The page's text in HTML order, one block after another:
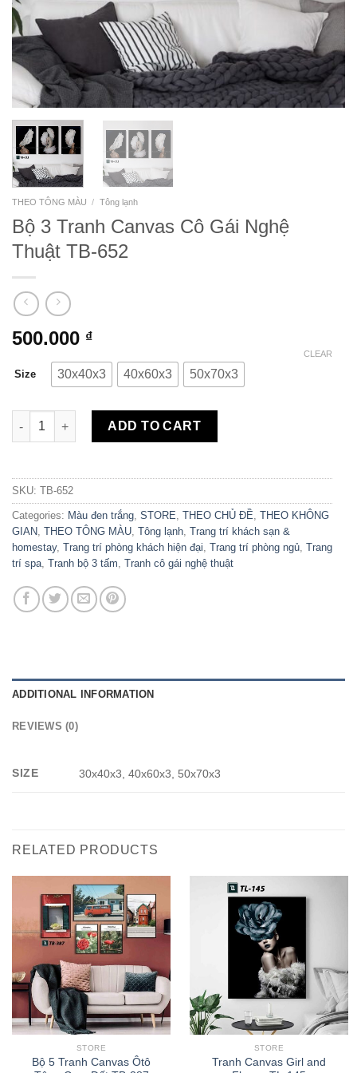
THEO TÔNG MÀU / Tông lạnh
Bộ 3 Tranh Canvas Cô Gái Nghệ
Thuật TB-652
500.000 ₫
Size 30x40x3 40x60x3 50x70x3
CLEAR
Bộ 3 Tranh Canvas Cô Gái Nghệ Thuật TB-652 quantity
ADD TO CART
SKU: TB-652
Categories: Màu đen trắng, STORE, THEO CHỦ ĐỀ, THEO KHÔNG
GIAN, THEO TÔNG MÀU, Tông lạnh, Trang trí khách sạn &
homestay, Trang trí phòng khách hiện đại, Trang trí phòng ngủ, Trang
trí spa, Tranh bộ 3 tấm, Tranh cô gái nghệ thuật
ADDITIONAL INFORMATION
REVIEWS (0)
SIZE 30x40x3, 40x60x3, 50x70x3
RELATED PRODUCTS
STORE
Bộ 5 Tranh Canvas Ôtô
STORE
Tranh Canvas Girl and